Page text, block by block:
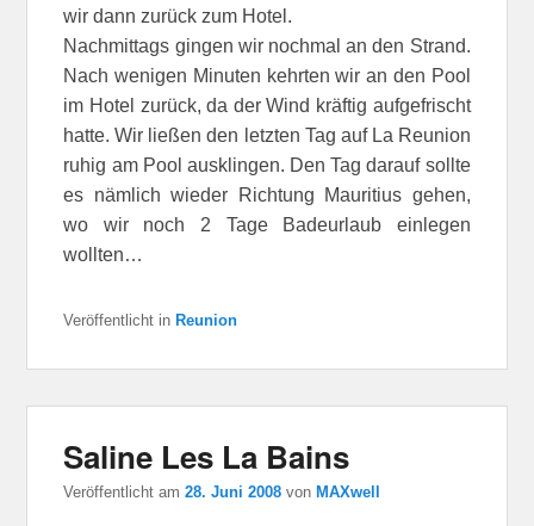
wir dann zurück zum Hotel.
Nachmittags gingen wir nochmal an den Strand.
Nach wenigen Minuten kehrten wir an den Pool
im Hotel zurück, da der Wind kräftig aufgefrischt
hatte. Wir ließen den letzten Tag auf La Reunion
ruhig am Pool ausklingen. Den Tag darauf sollte
es nämlich wieder Richtung Mauritius gehen,
wo wir noch 2 Tage Badeurlaub einlegen
wollten…
Veröffentlicht in Reunion
Saline Les La Bains
Veröffentlicht am28. Juni 2008 von MAXwell